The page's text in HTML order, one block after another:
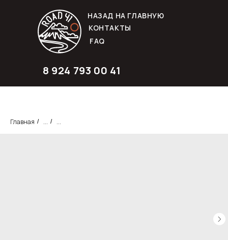
КОНТАКТЫ
FAQ
НАЗАД НА ГЛАВНУЮ
8 924 793 00 41
Главная / ... / ...